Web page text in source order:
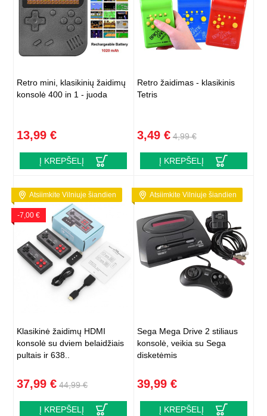
Retro mini, klasikinių žaidimų
konsolė 400 in 1 - juoda
13,99 €
Į KREPŠELĮ
Retro žaidimas - klasikinis
Tetris
3,49 € 4,99 €
Į KREPŠELĮ
Atsiimkite Vilniuje šiandien
-7,00 €
Klasikinė žaidimų HDMI
konsolė su dviem belaidžiais
pultais ir 638..
37,99 € 44,99 €
Į KREPŠELĮ
Atsiimkite Vilniuje šiandien
Sega Mega Drive 2 stiliaus
konsolė, veikia su Sega
disketėmis
39,99 €
Į KREPŠELĮ